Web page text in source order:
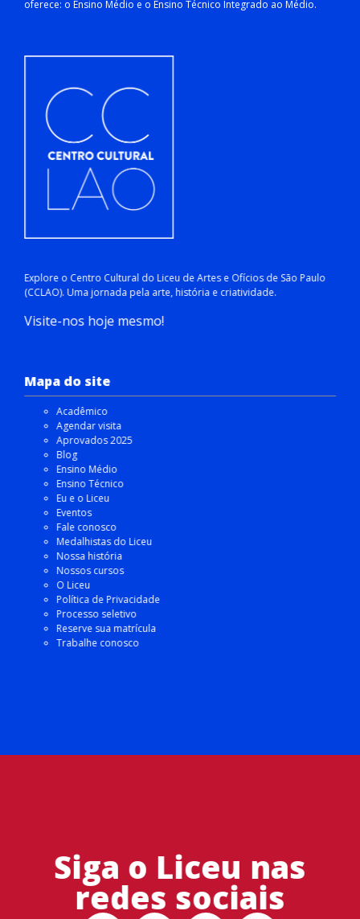
oferece: o Ensino Médio e o Ensino Técnico Integrado ao Médio.
Explore o Centro Cultural do Liceu de Artes e Ofícios de São Paulo
(CCLAO). Uma jornada pela arte, história e criatividade.
Visite-nos hoje mesmo!
Mapa do site
Acadêmico
Agendar visita
Aprovados 2025
Blog
Ensino Médio
Ensino Técnico
Eu e o Liceu
Eventos
Fale conosco
Medalhistas do Liceu
Nossa história
Nossos cursos
O Liceu
Política de Privacidade
Processo seletivo
Reserve sua matrícula
Trabalhe conosco
Siga o Liceu nas
redes sociais